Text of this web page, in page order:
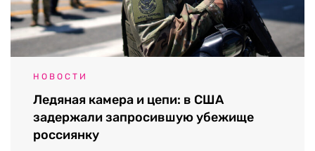
НОВОСТИ
Ледяная камера и цепи: в США
задержали запросившую убежище
россиянку